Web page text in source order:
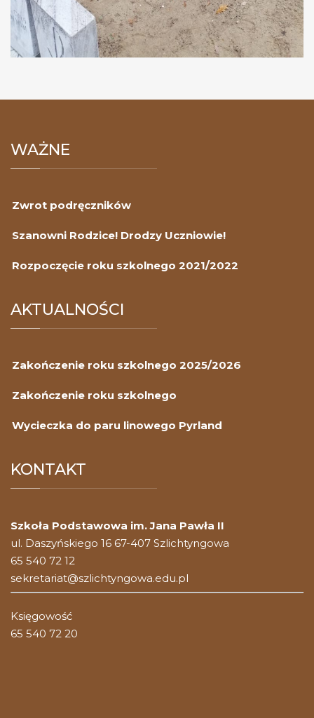
WAŻNE
Zwrot podręczników
Szanowni Rodzice! Drodzy Uczniowie!
Rozpoczęcie roku szkolnego 2021/2022
AKTUALNOŚCI
Zakończenie roku szkolnego 2025/2026
Zakończenie roku szkolnego
Wycieczka do paru linowego Pyrland
KONTAKT
Szkoła Podstawowa im. Jana Pawła II
ul. Daszyńskiego 16 67-407 Szlichtyngowa
65 540 72 12
sekretariat@szlichtyngowa.edu.pl
Księgowość
65 540 72 20